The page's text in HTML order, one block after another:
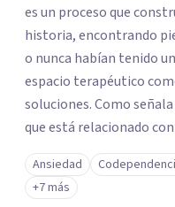
es un proceso que
historia, encontrando
o nunca habían tenido
espacio terapéutico
soluciones. Como
que está relacionado
la experiencia agujerear
terapéutico implica, de
creemos saber sobre
Ansiedad
+7 más